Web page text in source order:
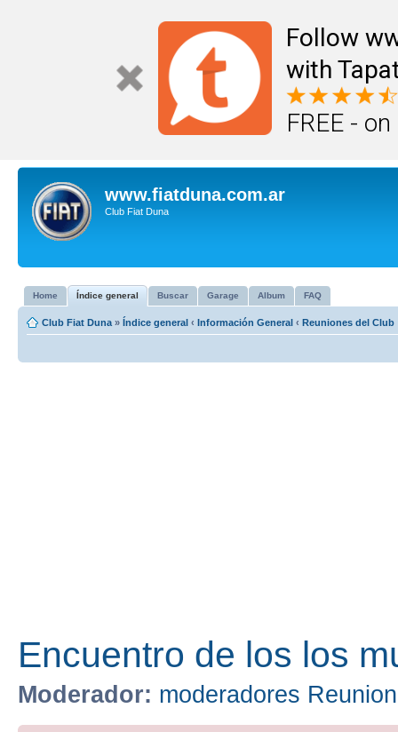
Follow
with
FREE -
www.fiatduna.com.ar
Club Fiat Duna
Home Índice general Buscar Garage Album FAQ
Club Fiat Duna » Índice general ‹ Información General ‹ Reuniones del Club
Encuentro de los los
Moderador: moderadores